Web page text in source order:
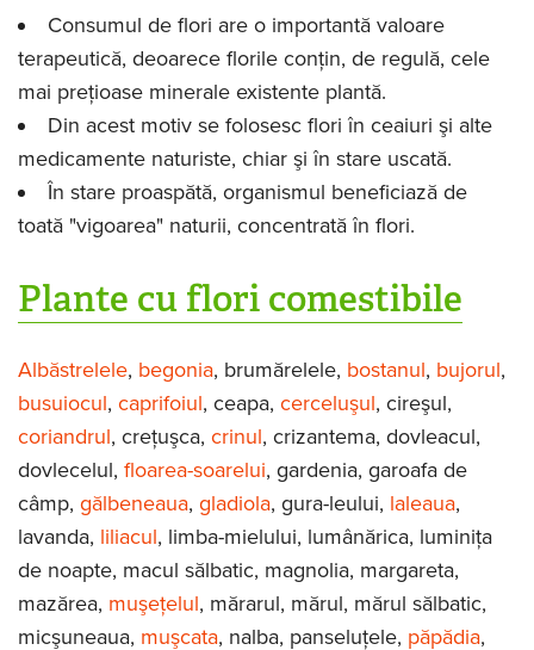
Consumul de flori are o importantă valoare
terapeutică, deoarece florile conţin, de regulă, cele
mai preţioase minerale existente plantă.
Din acest motiv se folosesc flori în ceaiuri şi alte
medicamente naturiste, chiar şi în stare uscată.
În stare proaspătă, organismul beneficiază de
toată "vigoarea" naturii, concentrată în flori.
Plante cu flori comestibile
Albăstrelele, begonia, brumărelele, bostanul, bujorul,
busuiocul, caprifoiul, ceapa, cerceluşul, cireşul,
coriandrul, creţuşca, crinul, crizantema, dovleacul,
dovlecelul, floarea-soarelui, gardenia, garoafa de
câmp, gălbeneaua, gladiola, gura-leului, laleaua,
lavanda, liliacul, limba-mielului, lumânărica, luminiţa
de noapte, macul sălbatic, magnolia, margareta,
mazărea, muşeţelul, mărarul, mărul, mărul sălbatic,
micşuneaua, muşcata, nalba, panseluţele, păpădia,